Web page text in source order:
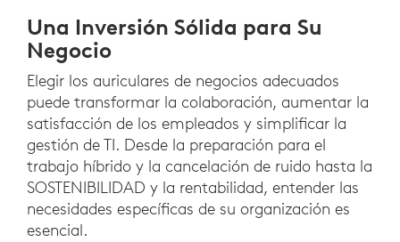
Una Inversión Sólida para Su
Negocio
Elegir los auriculares de negocios adecuados
puede transformar la colaboración, aumentar la
satisfacción de los empleados y simplificar la
gestión de TI. Desde la preparación para el
trabajo híbrido y la cancelación de ruido hasta la
SOSTENIBILIDAD y la rentabilidad, entender las
necesidades específicas de su organización es
esencial.